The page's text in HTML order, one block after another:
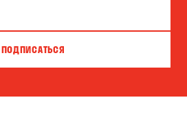
ПОДПИСАТЬСЯ